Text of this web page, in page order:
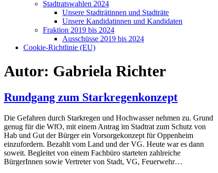
Stadtratswahlen 2024
Unsere Stadträtinnen und Stadträte
Unsere Kandidatinnen und Kandidaten
Fraktion 2019 bis 2024
Ausschüsse 2019 bis 2024
Cookie-Richtlinie (EU)
Autor: Gabriela Richter
Rundgang zum Starkregenkonzept
Die Gefahren durch Starkregen und Hochwasser nehmen zu. Grund
genug für die WfO, mit einem Antrag im Stadtrat zum Schutz von
Hab und Gut der Bürger ein Vorsorgekonzept für Oppenheim
einzufordern. Bezahlt vom Land und der VG. Heute war es dann
soweit. Begleitet von einem Fachbüro starteten zahlreiche
BürgerInnen sowie Vertreter von Stadt, VG, Feuerwehr…